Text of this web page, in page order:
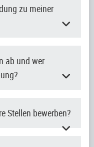
zu meiner
ab und wer
Stellen bewerben?